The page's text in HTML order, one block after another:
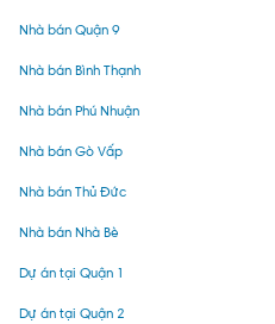
Nhà bán Quận 9
Nhà bán Bình Thạnh
Nhà bán Phú Nhuận
Nhà bán Gò Vấp
Nhà bán Thủ Đức
Nhà bán Nhà Bè
Dự án tại Quận 1
Dự án tại Quận 2